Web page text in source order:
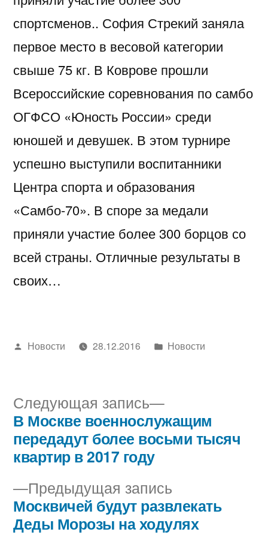
спортсменов.. София Стрекий заняла
первое место в весовой категории
свыше 75 кг. В Коврове прошли
Всероссийские соревнования по самбо
ОГФСО «Юность России» среди
юношей и девушек. В этом турнире
успешно выступили воспитанники
Центра спорта и образования
«Самбо-70». В споре за медали
приняли участие более 300 борцов со
всей страны. Отличные результаты в
своих…
Написано
Новости 28.12.2016
Написано
Новости
Навигация
по
записям
Предыдущая запись
запись:
Москвичей будут развлекать
Деды Морозы на ходулях
Следующая запись
Следующая
запись:
В Москве военнослужащим
передадут более восьми тысяч
квартир в 2017 году